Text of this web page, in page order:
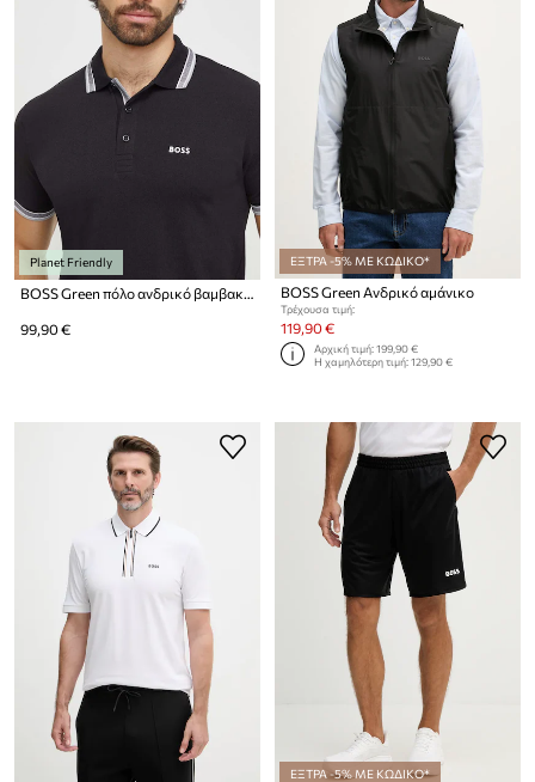
Planet Friendly
BOSS Green πόλο ανδρικό βαμβακερό Paddy
99,90 €
ΕΞΤΡΑ -5% ΜΕ ΚΩΔΙΚΟ*
BOSS Green Ανδρικό αμάνικο
Τρέχουσα τιμή:
119,90 €
Αρχική τιμή:199,90 €
Η χαμηλότερη τιμή:129,90 €
ΕΞΤΡΑ -5% ΜΕ ΚΩΔΙΚΟ*